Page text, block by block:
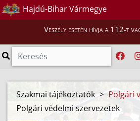
Hajdú-Bihar Vármegye
Veszély esetén hívja a 112-t
Szakmai tájékoztatók > Polgári
Polgári védelmi szervezetek